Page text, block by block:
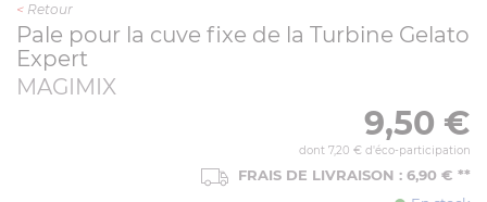
< Retour
Pale pour la cuve fixe de la Turbine Gelato
Expert
MAGIMIX
9,50 €
dont 7,20 € d'éco-participation
FRAIS DE LIVRAISON : 6,90 € **